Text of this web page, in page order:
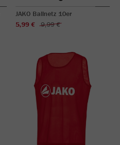
JAKO Ballnetz 10er
5,99 €
9,99 €